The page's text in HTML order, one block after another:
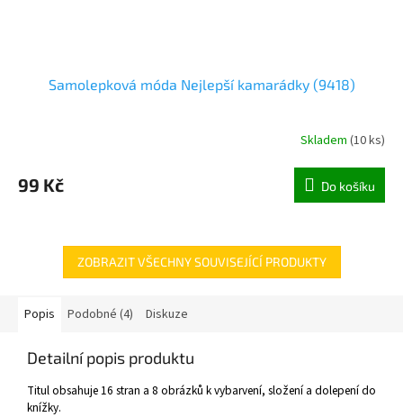
Samolepková móda Nejlepší kamarádky (9418)
Skladem (10 ks)
99 Kč Do košíku
ZOBRAZIT VŠECHNY SOUVISEJÍCÍ PRODUKTY
Popis Podobné (4) Diskuze
Detailní popis produktu
Titul obsahuje 16 stran a 8 obrázků k vybarvení, složení a dolepení do
knížky.